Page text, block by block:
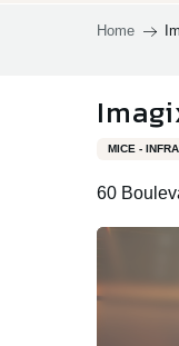
Home
MICE -
60